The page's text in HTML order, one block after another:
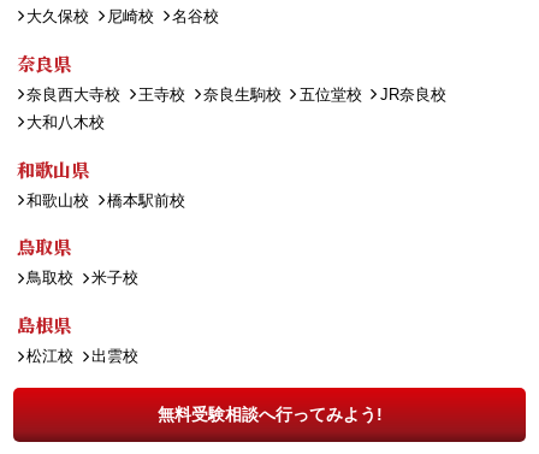
無料受験相談へ行ってみよう!
大久保校
尼崎校 名谷校
奈良県
奈良西大寺校 王寺校 奈良生駒校 五位堂校
JR奈良校
大和八木校
和歌山県
和歌山校 橋本駅前校
鳥取県
鳥取校 米子校
島根県
松江校 出雲校
岡山西口校 岡山駅前校 倉敷校